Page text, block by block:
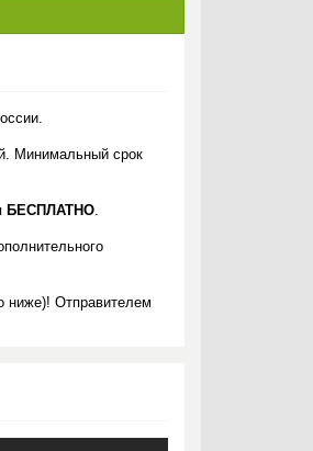
Минимальный срок
БЕСПЛАТНО.
ниже)! Отправителем